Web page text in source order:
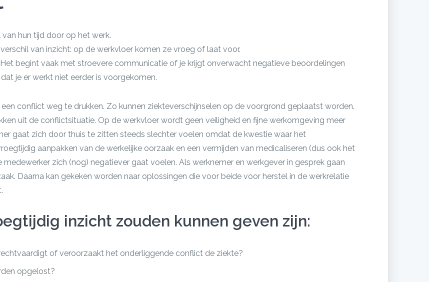
hun tijd door op het werk.
van inzicht: op de werkvloer komen ze vroeg of laat voor.
begint vaak met stroevere communicatie of je krijgt onverwacht negatieve beoordelingen
je er werkt niet eerder is voorgekomen.
conflict weg te drukken. Zo kunnen ziekteverschijnselen op de voorgrond geplaatst worden.
uit de conflictsituatie. Op de werkvloer wordt geen veiligheid en fijne werkomgeving meer
gaat zich door thuis te zitten steeds slechter voelen omdat de kwestie waar het
aanpakken van de werkelijke oorzaak en een vermijden van medicaliseren (dus ook het
zich (nog) negatiever gaat voelen. Als werknemer en werkgever in gesprek gaan
Daarna kan gekeken worden naar oplossingen die voor beide voor herstel in de werkrelatie
inzicht zouden kunnen geven zijn:
of veroorzaakt het onderliggende conflict de ziekte?
opgelost?